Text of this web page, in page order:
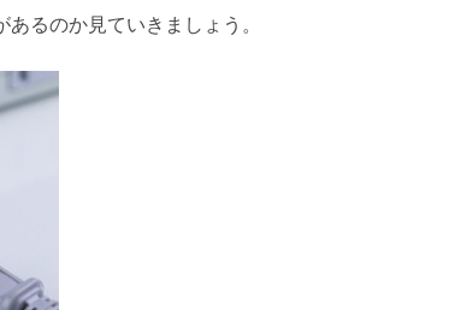
るのか見ていきましょう。